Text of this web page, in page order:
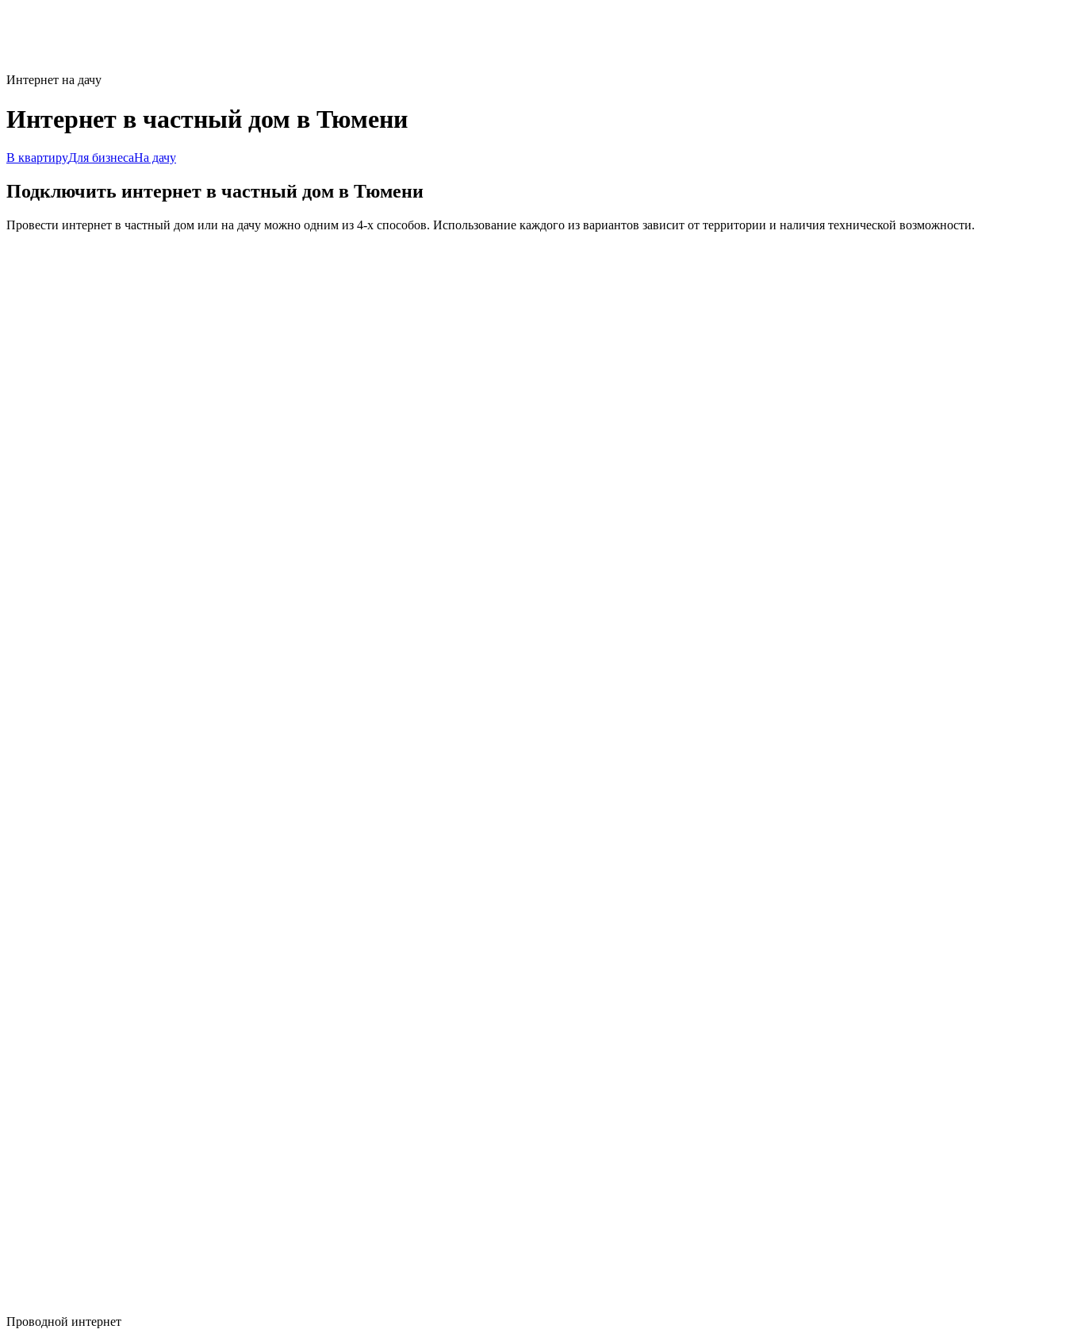
Интернет на дачу
Интернет в частный дом в Тюмени
В квартируДля бизнесаНа дачу
Подключить интернет в частный дом в Тюмени
Провести интернет в частный дом или на дачу можно одним из 4-х способов. Использование каждого из вариантов зависит от территории и наличия технической возможности.
Проводной интернет